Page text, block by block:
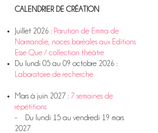
CALENDRIER DE CRÉATION​
Juillet 2026 : Parution de Emma de
Normandie, noces boréales aux Éditions
Esse Que / collection théâtre
Du lundi 05 au 09 octobre 2026 :
Laboratoire de recherche
Mars à juin 2027 : 7 semaines de
répétitions
- Du lundi 15 au vendredi 19 mars
2027